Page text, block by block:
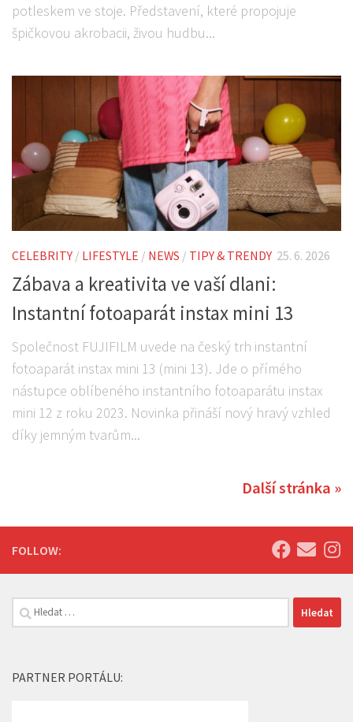
potleskem ve stoje. Představení, které propojuje
špičkovou akrobacii, živou hudbu...
CELEBRITY / LIFESTYLE / NEWS / TIPY & TRENDY 25. 6. 2026
Zábava a kreativita ve vaší dlani:
Instantní fotoaparát instax mini 13
Společnost FUJIFILM uvede na český trh instantní
fotoaparát instax mini 13 (mini 13). Jde o přímého
nástupce oblíbeného instantního fotoaparátu instax
mini 12 z roku 2023. Novinka přináší nový hravý vzhled
díky jemným tvarům...
Další stránka »
FOLLOW:
Vyhledávání
PARTNER PORTÁLU: